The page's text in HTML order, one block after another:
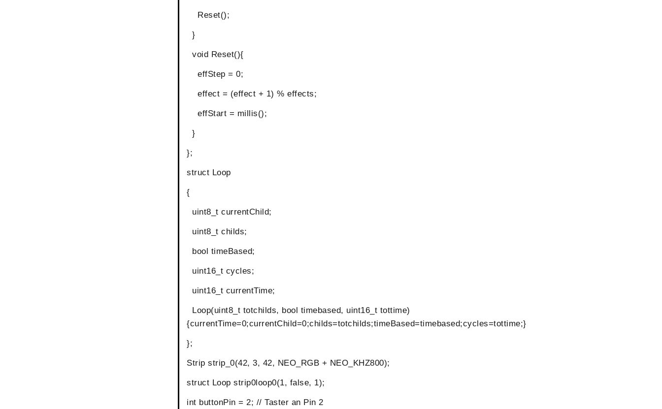
Reset();
}
void Reset(){
effStep = 0;
effect = (effect + 1) % effects;
effStart = millis();
}
};
struct Loop
{
uint8_t currentChild;
uint8_t childs;
bool timeBased;
uint16_t cycles;
uint16_t currentTime;
Loop(uint8_t totchilds, bool timebased, uint16_t tottime)
{currentTime=0;currentChild=0;childs=totchilds;timeBased=timebased;cycles=tottime;}
};
Strip strip_0(42, 3, 42, NEO_RGB + NEO_KHZ800);
struct Loop strip0loop0(1, false, 1);
int buttonPin = 2; // Taster an Pin 2